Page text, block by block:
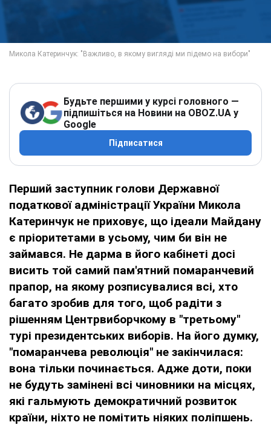
Будьте першими у курсі головного —
підпишіться на Новини на OBOZ.UA у
Google
Підписатися
Перший заступник голови Державної
податкової адміністрації України Микола
Катеринчук не приховує, що ідеали Майдану
є пріоритетами в усьому, чим би він не
займався. Не дарма в його кабінеті досі
висить той самий пам'ятний помаранчевий
прапор, на якому розписувалися всі, хто
багато зробив для того, щоб радіти з
рішенням Центрвиборчкому в "третьому"
турі президентських виборів. На його думку,
"помаранчева революція" не закінчилася:
вона тільки починається. Адже доти, поки
не будуть замінені всі чиновники на місцях,
які гальмують демократичний розвиток
країни, ніхто не помітить ніяких поліпшень.